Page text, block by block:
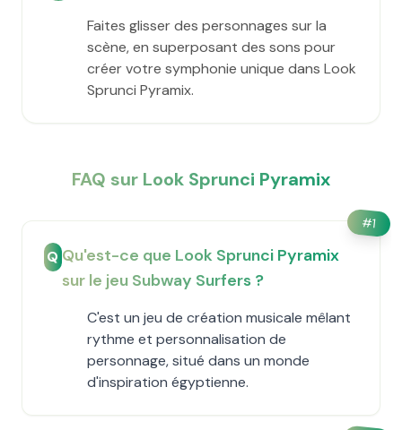
Faites glisser des personnages sur la
scène, en superposant des sons pour
créer votre symphonie unique dans Look
Sprunci Pyramix.
FAQ sur Look Sprunci Pyramix
#1
Q Qu'est-ce que Look Sprunci Pyramix
sur le jeu Subway Surfers ?
C'est un jeu de création musicale mêlant
rythme et personnalisation de
personnage, situé dans un monde
d'inspiration égyptienne.